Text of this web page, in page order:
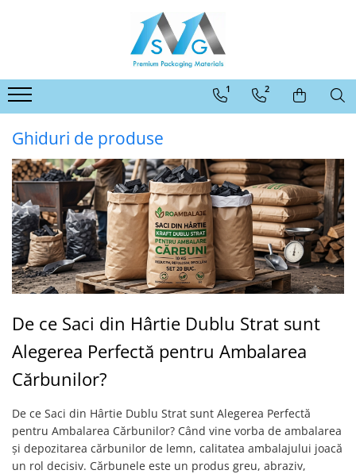
Categorii ambalaje MSG
Ambalaje pentru comert online
Ambalaje pentru panificatie,
Ambalaje pentru abatoare si
industria de procesare a carnii
Ambalaje pentru comert offline
Ambalaje pentru industria
moraritului
Ambalaje agro-industriale
Protectie
1 2
Ghiduri de produse
De ce Saci din Hârtie Dublu Strat sunt
Alegerea Perfectă pentru Ambalarea
Cărbunilor?
De ce Saci din Hârtie Dublu Strat sunt Alegerea Perfectă
pentru Ambalarea Cărbunilor? Când vine vorba de ambalarea
și depozitarea cărbunilor de lemn, calitatea ambalajului joacă
un rol decisiv. Cărbunele este un produs greu, abraziv,